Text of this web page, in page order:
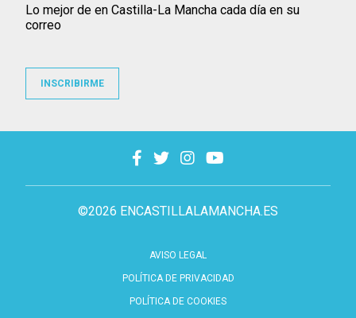
©2026 ENCASTILLALAMANCHA.ES
AVISO LEGAL
POLÍTICA DE PRIVACIDAD
POLÍTICA DE COOKIES
Lo mejor de en Castilla-La Mancha cada día en su
correo
INSCRIBIRME